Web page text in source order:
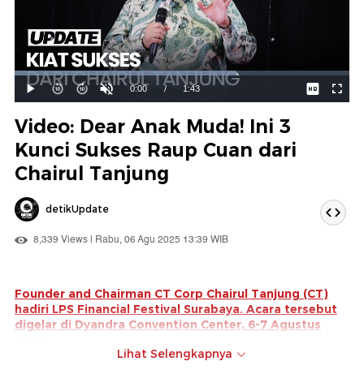
Mainkan
Suara
Hidup
Waktu
0:00 / Durasi
1:43
Dimuat:
66.27%
Video: Dear Anak Muda! Ini 3
Kunci Sukses Raup Cuan dari
Chairul Tanjung
detikUpdate
8,339 Views | Rabu, 06 Agu 2025 13:39 WIB
Founder and Chairman CT Corp Chairul Tanjung (CT)
hadiri LPS Financial Festival Surabaya. Acara tersebut
digelar di Dyandra Convention Center, 6-7 Agustus
Lihat Selengkapnya